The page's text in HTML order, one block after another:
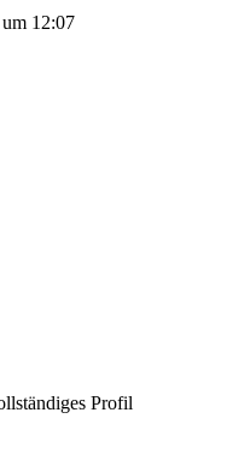
12:07
Profil